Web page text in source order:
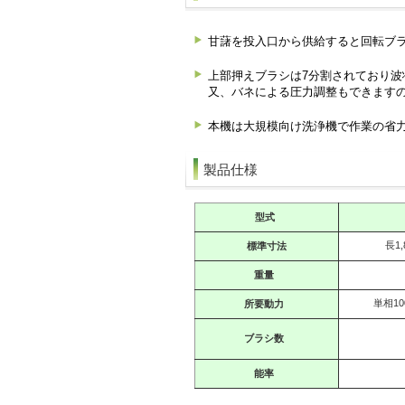
甘藷を投入口から供給すると回転ブ
上部押えブラシは7分割されており
又、バネによる圧力調整もできます
本機は大規模向け洗浄機で作業の省
製品仕様
型式
標準寸法 長
重量
所要動力 単相
ブラシ数
能率